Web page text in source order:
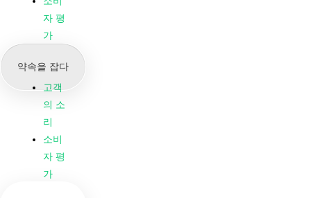
의 뉴
스 &
그
고객
의 소
리
소비
자 평
가
자 평
가
약속을 잡다